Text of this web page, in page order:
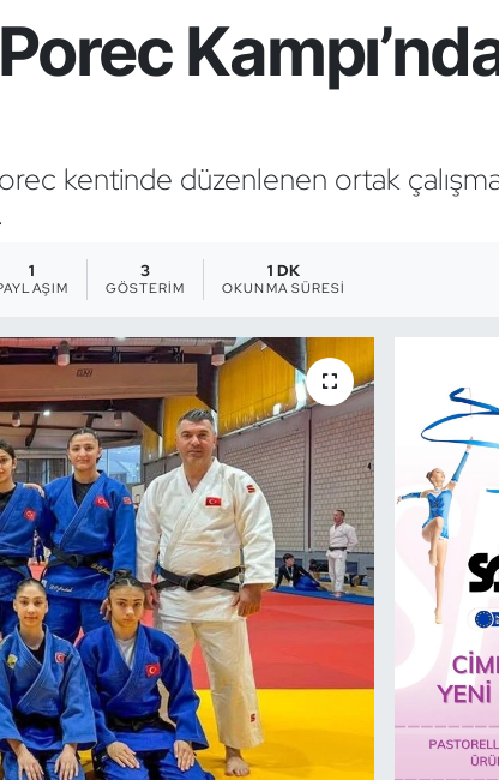
kentinde düzenlenen ortak
1 3
GÖSTERIM
1 DK
OKUNMA SÜRESI